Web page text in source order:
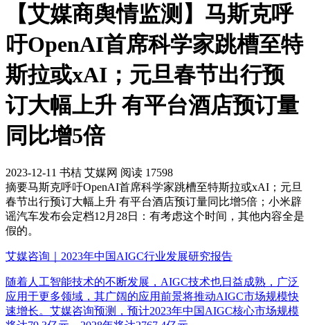
【艾媒商舆情监测】马斯克呼
吁OpenAI首席科学家跳槽至特
斯拉或xAI；元旦春节出行预
订大幅上升 有平台酒店预订量
同比增5倍
2023-12-11 书桔 艾媒网 阅读 17598
摘要马斯克呼吁OpenAI首席科学家跳槽至特斯拉或xAI；元旦
春节出行预订大幅上升 有平台酒店预订量同比增5倍；小米辟
谣汽车发布会定档12月28日：有考虑这个时间，其他内容全是
假的。
艾媒咨询｜2023年中国AIGC行业发展研究报告
随着人工智能技术的不断发展，AIGC技术也日益成熟，广泛
应用于更多领域，其广阔的应用前景将推动AIGC市场规模快
速增长。艾媒咨询预测，预计2023年中国AIGC核心市场规模